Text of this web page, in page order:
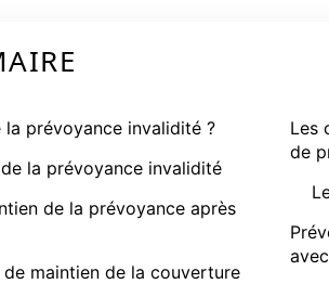
la prévoyance invalidité ?
la prévoyance invalidité
de la prévoyance après
maintien de la couverture
Les
de